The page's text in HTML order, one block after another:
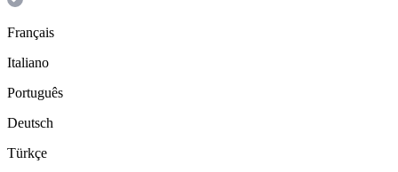
Français
Italiano
Português
Deutsch
Türkçe